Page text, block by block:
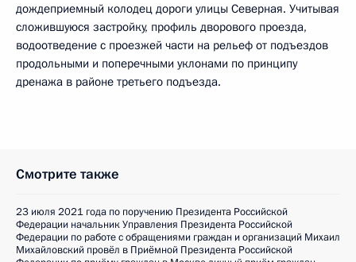
дождеприемный колодец дороги улицы Северная. Учитывая
сложившуюся застройку, профиль дворового проезда,
водоотведение с проезжей части на рельеф от подъездов
продольными и поперечными уклонами по принципу
дренажа в районе третьего подъезда.
Смотрите также
23 июля 2021 года по поручению Президента Российской
Федерации начальник Управления Президента Российской
Федерации по работе с обращениями граждан и организаций Михаил
Михайловский провёл в Приёмной Президента Российской